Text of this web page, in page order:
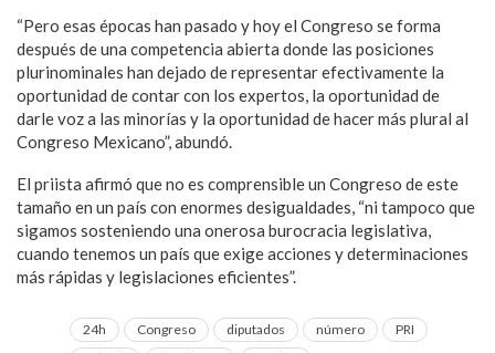
“Pero esas épocas han pasado y hoy el Congreso se forma
después de una competencia abierta donde las posiciones
plurinominales han dejado de representar efectivamente la
oportunidad de contar con los expertos, la oportunidad de
darle voz a las minorías y la oportunidad de hacer más plural al
Congreso Mexicano”, abundó.
El priista afirmó que no es comprensible un Congreso de este
tamaño en un país con enormes desigualdades, “ni tampoco que
sigamos sosteniendo una onerosa burocracia legislativa,
cuando tenemos un país que exige acciones y determinaciones
más rápidas y legislaciones eficientes”.
24h Congreso diputados número
PRI